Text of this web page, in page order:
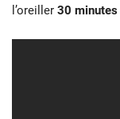
l’oreiller 30 minutes